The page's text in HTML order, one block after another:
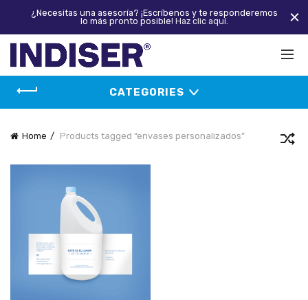
CATEGORIES
Home Products tagged “envases personalizados”
¿Necesitas una asesoría? ¡Escríbenos y te responderemos
lo más pronto posible! Haz clic aquí.